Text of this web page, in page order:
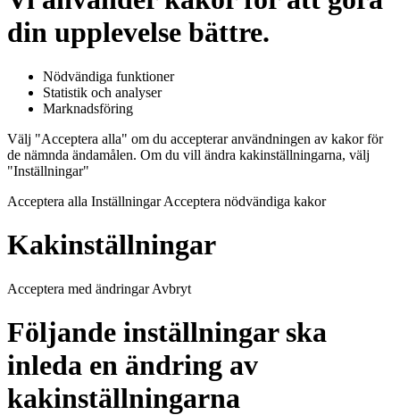
din upplevelse bättre.
Nödvändiga funktioner
Statistik och analyser
Marknadsföring
Välj "Acceptera alla" om du accepterar användningen av kakor för
de nämnda ändamålen. Om du vill ändra kakinställningarna, välj
"Inställningar"
Acceptera alla Inställningar Acceptera nödvändiga kakor
Kakinställningar
Acceptera med ändringar Avbryt
Följande inställningar ska
inleda en ändring av
kakinställningarna